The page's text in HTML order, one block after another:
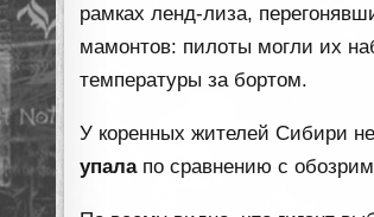
рамках ленд-лиза,
мамонтов: пилоты могли их
температуры за бортом.
У коренных жителей Сибири
упалапо сравнению с